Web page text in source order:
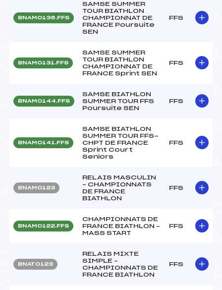
BNAM0136.FFS
SAMSE SUMMER
TOUR BIATHLON
CHAMPIONNAT DE
FRANCE Poursuite
SEN
FFS
BNAM0131.FFS
SAMSE SUMMER
TOUR BIATHLON
CHAMPIONNAT DE
FRANCE Sprint SEN
FFS
BNAM0144.FFS
SAMSE BIATHLON
SUMMER TOUR FFS
Poursuite SEN
FFS
BNAM0141.FFS
SAMSE BIATHLON
SUMMER TOUR FFS-
CHPT DE FRANCE
Sprint Court
Seniors
FFS
BNAM0123
RELAIS MASCULIN
– CHAMPIONNATS
DE FRANCE
BIATHLON
FFS
BNAM0122.FFS
CHAMPIONNATS DE
FRANCE BIATHLON –
MASS START
FFS
BNAT0123
RELAIS MIXTE
SIMPLE –
CHAMPIONNATS DE
FRANCE BIATHLON
FFS